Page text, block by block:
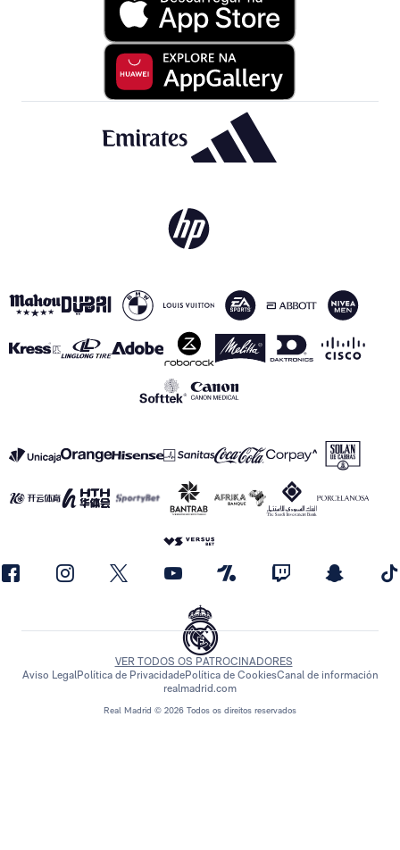
Real Madrid © 2026 Todos os direitos reservados
VER TODOS OS PATROCINADORES
Aviso LegalPolítica de PrivacidadePolítica de CookiesCanal de información
realmadrid.com